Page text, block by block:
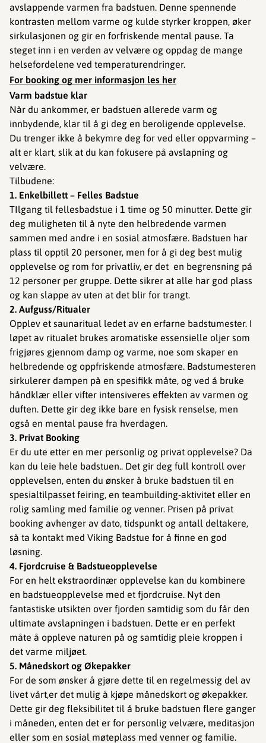
avslappende varmen fra badstuen. Denne spennende
kontrasten mellom varme og kulde styrker kroppen, øker
sirkulasjonen og gir en forfriskende mental pause. Ta
steget inn i en verden av velvære og oppdag de mange
helsefordelene ved temperaturendringer.
For booking og mer informasjon les her
Varm badstue klar
Når du ankommer, er badstuen allerede varm og
innbydende, klar til å gi deg en beroligende opplevelse.
Du trenger ikke å bekymre deg for ved eller oppvarming –
alt er klart, slik at du kan fokusere på avslapning og
velvære.
Tilbudene:
1. Enkelbillett – Felles Badstue
TIlgang til fellesbadstue i 1 time og 50 minutter. Dette gir
deg muligheten til å nyte den helbredende varmen
sammen med andre i en sosial atmosfære. Badstuen har
plass til opptil 20 personer, men for å gi deg best mulig
opplevelse og rom for privatliv, er det en begrensning på
12 personer per gruppe. Dette sikrer at alle har god plass
og kan slappe av uten at det blir for trangt.
2. Aufguss/Ritualer
Opplev et saunaritual ledet av en erfarne badstumester. I
løpet av ritualet brukes aromatiske essensielle oljer som
frigjøres gjennom damp og varme, noe som skaper en
helbredende og oppfriskende atmosfære. Badstumesteren
sirkulerer dampen på en spesifikk måte, og ved å bruke
håndklær eller vifter intensiveres effekten av varmen og
duften. Dette gir deg ikke bare en fysisk renselse, men
også en mental pause fra hverdagen.
3. Privat Booking
Er du ute etter en mer personlig og privat opplevelse? Da
kan du leie hele badstuen.. Det gir deg full kontroll over
opplevelsen, enten du ønsker å bruke badstuen til en
spesialtilpasset feiring, en teambuilding-aktivitet eller en
rolig samling med familie og venner. Prisen på privat
booking avhenger av dato, tidspunkt og antall deltakere,
så ta kontakt med Viking Badstue for å finne en god
løsning.
4. Fjordcruise & Badstueopplevelse
For en helt ekstraordinær opplevelse kan du kombinere
en badstueopplevelse med et fjordcruise. Nyt den
fantastiske utsikten over fjorden samtidig som du får den
ultimate avslapningen i badstuen. Dette er en perfekt
måte å oppleve naturen på og samtidig pleie kroppen i
det varme miljøet.
5. Månedskort og Økepakker
For de som ønsker å gjøre dette til en regelmessig del av
livet vårt,er det mulig å kjøpe månedskort og økepakker.
Dette gir deg fleksibilitet til å bruke badstuen flere ganger
i måneden, enten det er for personlig velvære, meditasjon
eller som en sosial møteplass med venner og familie.